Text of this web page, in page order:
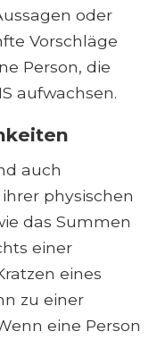
oder
Vorschläge
Person, die
aufwachsen.
auch
physischen
das Summen
einer
eines
zu einer
eine Person